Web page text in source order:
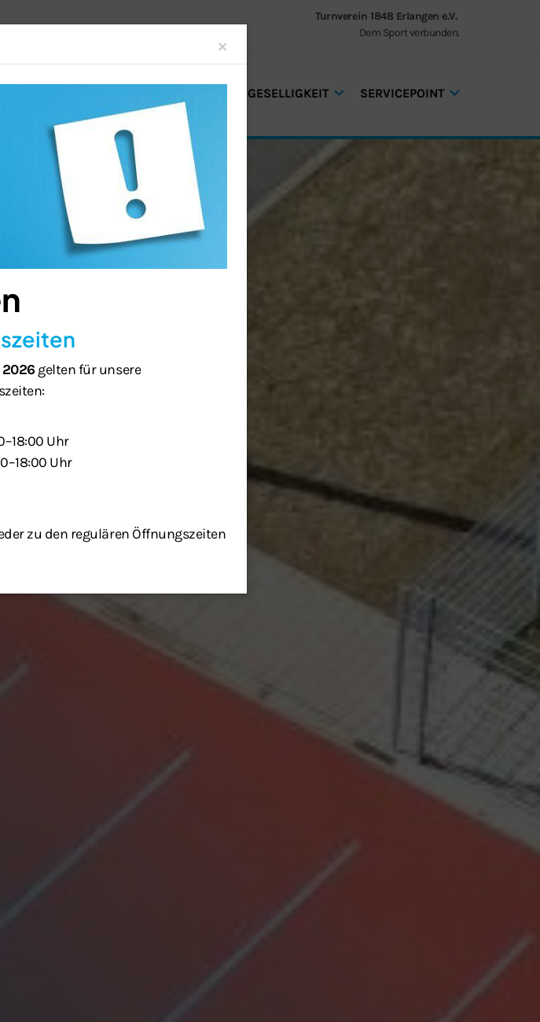
Turnverein 1848 Erlangen e.V.
Dem Sport verbunden.
VERANSTALTUNGEN UND GESELLIGKEIT SERVICEPOINT
×
2026 gelten für unsere
Uhr
Uhr
zu den regulären Öffnungszeiten